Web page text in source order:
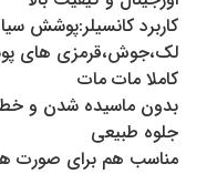
کاربرد کانسیلر:پوشش
لک،جوش،قرمزی های
کاملا مات مات
بدون ماسیده شدن و خط
جلوه طبیعی
مناسب هم برای صورت